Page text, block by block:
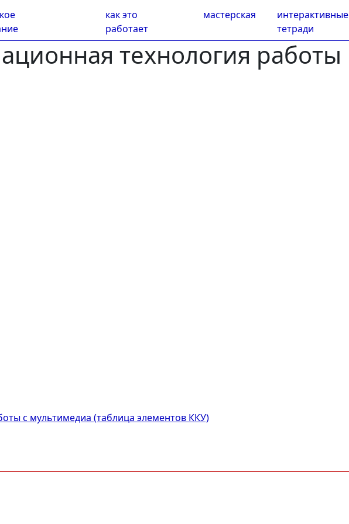
как это
работает
мастерская
интерактивные
тетради
технология работы
с мультимедиа (таблица элементов ККУ)